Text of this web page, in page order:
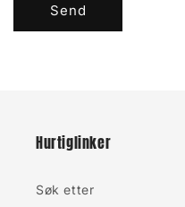
Send
Hurtiglinker
Søk etter